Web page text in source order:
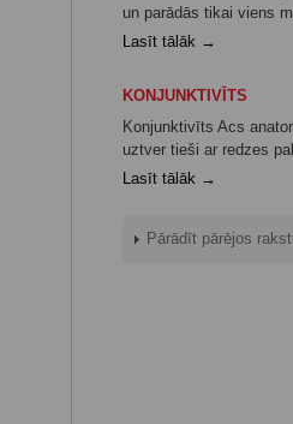
un parādās tikai viens
Lasīt tālāk →
KONJUNKTIVĪTS
Konjunktivīts Acs
uztver tieši ar redzes
Lasīt tālāk →
Pārādīt pārējos